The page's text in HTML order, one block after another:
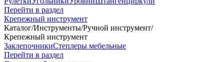
Перейти в раздел
Крепежный инструмент
Каталог/Инструменты/Ручной инструмент/
Крепежный инструмент
ЗаклепочникиСтеплеры мебельные
Перейти в раздел